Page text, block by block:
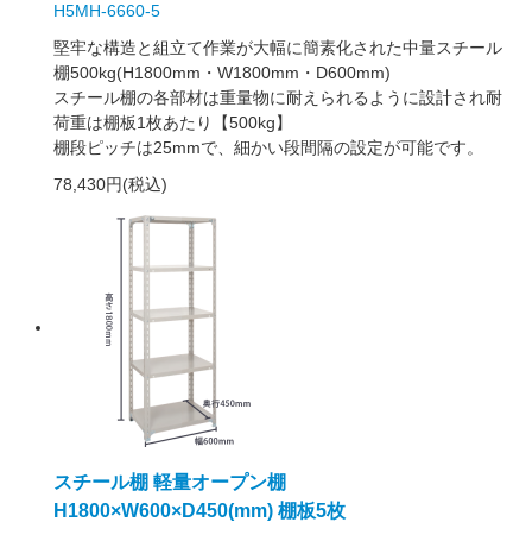
H5MH-6660-5
堅牢な構造と組立て作業が大幅に簡素化された中量スチール
棚500kg(H1800mm・W1800mm・D600mm)
スチール棚の各部材は重量物に耐えられるように設計され耐
荷重は棚板1枚あたり【500kg】
棚段ピッチは25mmで、細かい段間隔の設定が可能です。
78,430円(税込)
スチール棚 軽量オープン棚
H1800×W600×D450(mm) 棚板5枚